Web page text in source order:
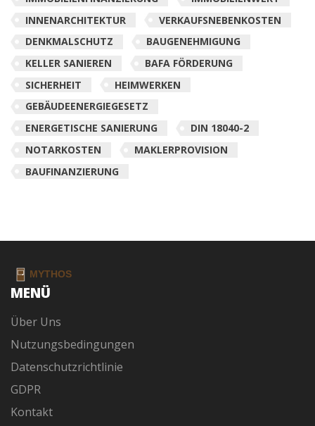
INNENARCHITEKTUR
VERKAUFSNEBENKOSTEN
DENKMALSCHUTZ
BAUGENEHMIGUNG
KELLER SANIEREN
BAFA FÖRDERUNG
SICHERHEIT
HEIMWERKEN
GEBÄUDEENERGIEGESETZ
ENERGETISCHE SANIERUNG
DIN 18040-2
NOTARKOSTEN
MAKLERPROVISION
BAUFINANZIERUNG
MENÜ
Über Uns
Nutzungsbedingungen
Datenschutzrichtlinie
GDPR
Kontakt